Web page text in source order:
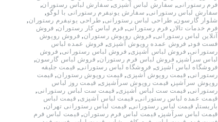
فرم رستورانی, سفارش لباس آشپزی, سفارش لباس رستوران,
سفارش لباس رستورانی, سفارش یونیفرم رستورانی با لوگو,
شلوار گارسون, طراحی لباس رستورانی, طراحی یونیفرم رستوران,
فرم خدمات تالار , فرم رستورانی, فرم لباس کار رستوران, فروش
آنلاین لباس رستورانی, فروش روپوش رستوران, فروش روپوش
فست فود, فروش عمده روپوش آشپزی, فروش عمده لباس
رستورانی, فروش لباس آشپزی, فروش لباس رستورانی, فروش
لباس سرآشپز , فروش لباس فرم رستوران, فروش لباس گارسون,
فروشگاه لباس آشپزی, فروشگاه لباس رستورانی, قیمت جلیقه
رستورانی, قیمت روپوش آشپزی, قیمت روپوش رستوران, قیمت
روپوش سرآشپز , قیمت روپوش سرآشپزی, قیمت روز لباس
رستورانی, قیمت ست لباس آشپزی, قیمت ست لباس رستورانی,
قیمت عمده لباس رستورانی, قیمت لباس آشپزی, قیمت لباس
باریستا, قیمت لباس رستورانی, قیمت لباس رستورانی تهران,
قیمت لباس سرآشپز , قیمت لباس فرم رستوران, قیمت لباس فرم